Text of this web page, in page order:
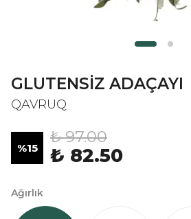
GLUTENSİZ ADAÇAYI
QAVRUQ
%15
₺ 97.00
₺ 82.50
Ağırlık